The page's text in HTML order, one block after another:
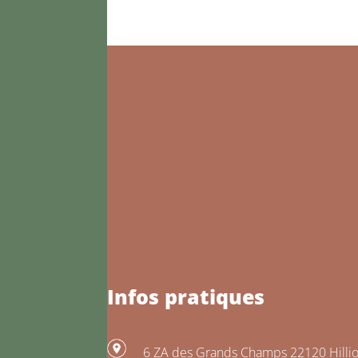
Infos pratiques
6 ZA des Grands Champs 22120